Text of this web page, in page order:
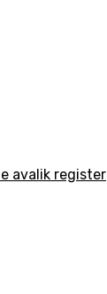
avalik register